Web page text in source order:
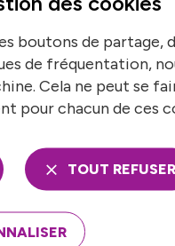
à des stages
locales, telles
professionnels de
Billancourt et se
boutons de partage,
de fréquentation,
Cela ne peut se
pour chacun de ces
TOUT REFUSER